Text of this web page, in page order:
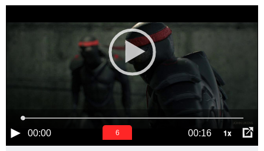
00:00 00:16 1x
6